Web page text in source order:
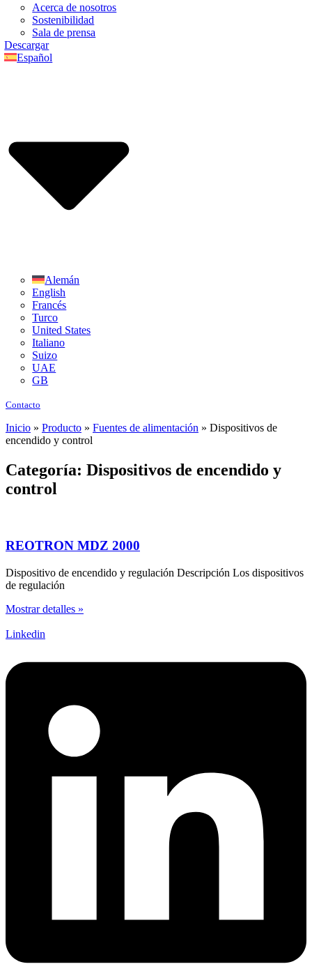
Acerca de nosotros
Sostenibilidad
Sala de prensa
Descargar
Español
Alemán
English
Francés
Turco
United States
Italiano
Suizo
UAE
GB
Contacto
Inicio » Producto » Fuentes de alimentación » Dispositivos de
encendido y control
Categoría: Dispositivos de encendido y
control
REOTRON MDZ 2000
Dispositivo de encendido y regulación Descripción Los dispositivos
de regulación
Mostrar detalles »
Linkedin